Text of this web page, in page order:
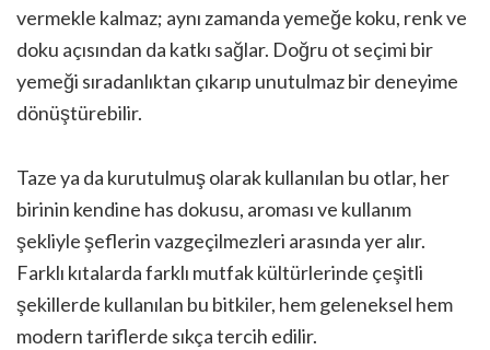
vermekle kalmaz; aynı zamanda yemeğe koku, renk ve
doku açısından da katkı sağlar. Doğru ot seçimi bir
yemeği sıradanlıktan çıkarıp unutulmaz bir deneyime
dönüştürebilir.
Taze ya da kurutulmuş olarak kullanılan bu otlar, her
birinin kendine has dokusu, aroması ve kullanım
şekliyle şeflerin vazgeçilmezleri arasında yer alır.
Farklı kıtalarda farklı mutfak kültürlerinde çeşitli
şekillerde kullanılan bu bitkiler, hem geleneksel hem
modern tariflerde sıkça tercih edilir.